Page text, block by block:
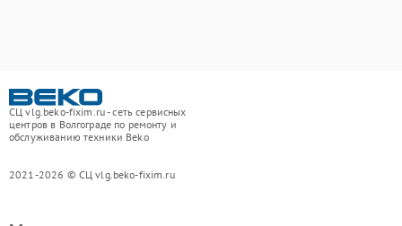
СЦ vlg.beko-fixim.ru - сеть сервисных
центров в Волгограде по ремонту и
обслуживанию техники Beko
2021-2026 © СЦ vlg.beko-fixim.ru